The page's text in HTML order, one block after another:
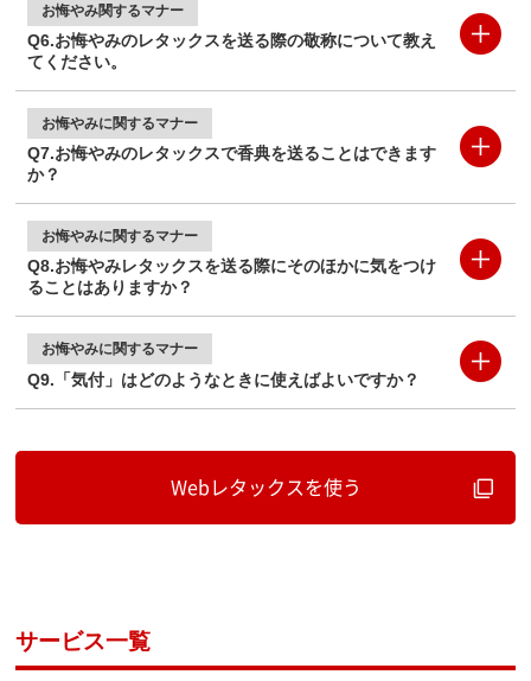
お悔やみ関するマナー
Q6.お悔やみのレタックスを送る際の敬称について教え
てください。
お悔やみに関するマナー
Q7.お悔やみのレタックスで香典を送ることはできます
か？
お悔やみに関するマナー
Q8.お悔やみレタックスを送る際にそのほかに気をつけ
ることはありますか？
お悔やみに関するマナー
Q9.「気付」はどのようなときに使えばよいですか？
Webレタックスを使う
サービス一覧